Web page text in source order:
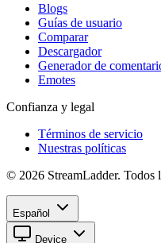
Blogs
Guías de usuario
Comparar
Descargador
Generador de
Emotes
Confianza y legal
Términos de servicio
Nuestras políticas
© 2026 StreamLadder. Todos
Español
Device